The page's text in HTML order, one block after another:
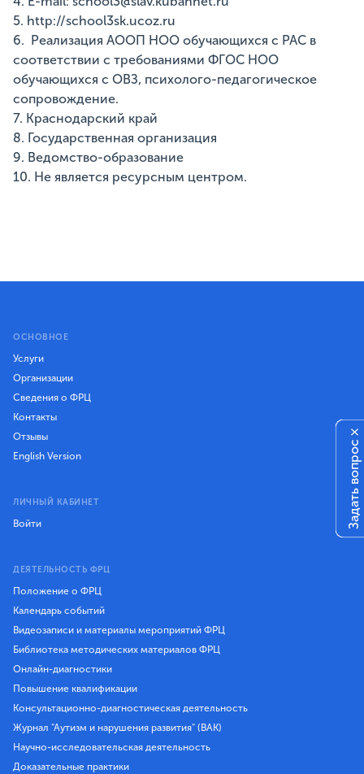
5. http://school3sk.ucoz.ru
6. Реализация АООП НОО обучающихся с РАС в
соответствии с требованиями ФГОС НОО
обучающихся с ОВЗ, психолого-педагогическое
сопровождение.
7. Краснодарский край
8. Государственная организация
9. Ведомство-образование
10. Не является ресурсным центром.
ОСНОВНОЕ
Услуги
Организации
Сведения о ФРЦ
Контакты
Отзывы
English Version
ЛИЧНЫЙ КАБИНЕТ
Войти
ДЕЯТЕЛЬНОСТЬ ФРЦ
Положение о ФРЦ
Календарь событий
Видеозаписи и материалы мероприятий ФРЦ
Библиотека методических материалов ФРЦ
Онлайн-диагностики
Повышение квалификации
Консультационно-диагностическая деятельность
Журнал "Аутизм и нарушения развития" (ВАК)
Научно-исследовательская деятельность
Доказательные практики
Задать вопрос
×